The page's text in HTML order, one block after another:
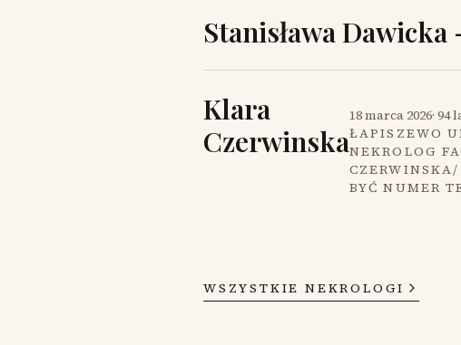
Stanisława
Klara
Czerwinska
18 marca 2026· 94
ŁAPISZEWO
NEKROLOG
BYĆ NUMER
WSZYSTKIE NEKROLOGI